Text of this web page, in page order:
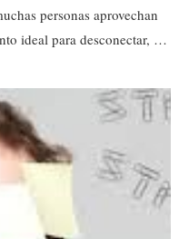
personas aprovechan
ideal para desconectar, …